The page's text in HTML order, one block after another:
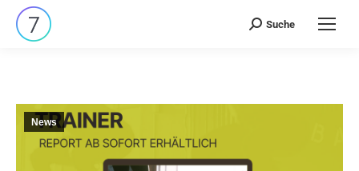
Search:
Suche
News